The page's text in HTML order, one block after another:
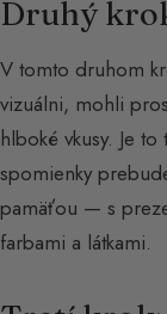
Druhý
V tomto druhom
vizuálni, mohli
hlboké vkusy. Je
spomienky
pamäťou — s
farbami a látkami.